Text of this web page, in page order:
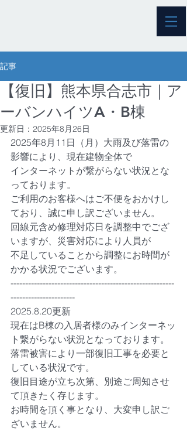
記事
【復旧】熊本県合志市｜ア
ーバンハイツA・B棟
更新日： 2025年8月26日
2025年8月11日（月）大雨及び落雷の
影響により、現在建物全体で
インターネットが繋がらない状況とな
っております。
ご利用のお客様へはご不便をおかけし
ており、誠に申し訳ございません。
回線元含め修理対応日を調整中でござ
いますが、災害対応により人員が
不足していることから調整にお時間が
かかる状況でございます。
--------------------------------------------------------
----------------------
2025.8.20更新
現在はB棟の入居者様のみインターネッ
ト繋がらない状況となっております。
落雷被害により一部復旧工事を必要と
している状況です。
復旧目途が立ち次第、別途ご周知させ
て頂きたく存じます。
お時間を頂く事となり、大変申し訳ご
ざいません。